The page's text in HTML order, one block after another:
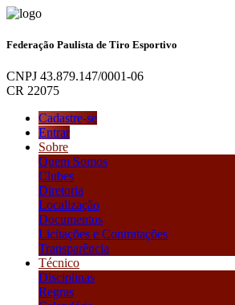
Federação Paulista de Tiro Esportivo
CNPJ 43.879.147/0001-06
CR 22075
Cadastre-se
Entrar
Sobre
Quem Somos
Clubes
Diretoria
Localização
Documentos
Licitações e Contratações
Transparência
Técnico
Disciplinas
Regras